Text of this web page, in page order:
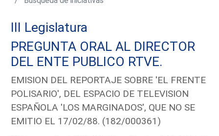
III Legislatura
PREGUNTA ORAL AL DIRECTOR
DEL ENTE PUBLICO RTVE.
EMISION DEL REPORTAJE SOBRE 'EL FRENTE
POLISARIO', DEL ESPACIO DE TELEVISION
ESPAÑOLA 'LOS MARGINADOS', QUE NO SE
EMITIO EL 17/02/88. (182/000361)